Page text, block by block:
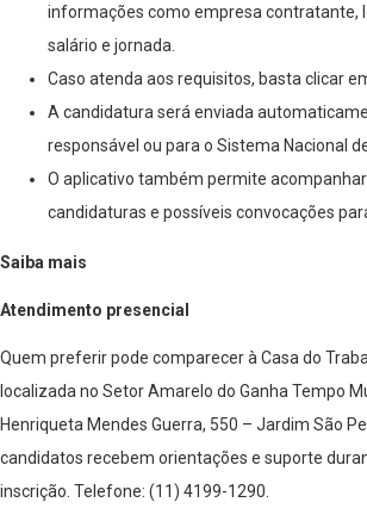
informações como empresa contratante,
salário e jornada.
Caso atenda aos requisitos, basta clicar
A candidatura será enviada
responsável ou para o Sistema Nacional
O aplicativo também permite
candidaturas e possíveis convocações
Saiba mais
Atendimento presencial
Quem preferir pode comparecer à Casa do
localizada no Setor Amarelo do Ganha Tempo
Henriqueta Mendes Guerra, 550 – Jardim São
candidatos recebem orientações e suporte
inscrição. Telefone: (11) 4199-1290.